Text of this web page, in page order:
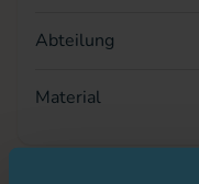
Abteilung
Material